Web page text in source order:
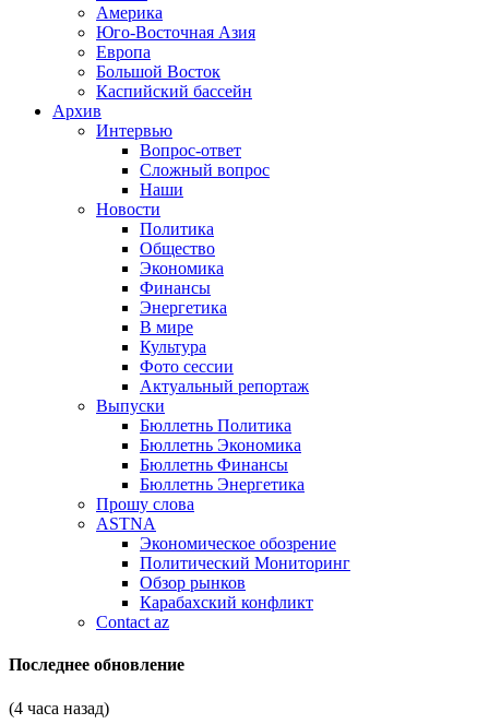
Америка
Юго-Восточная Азия
Европа
Большой Восток
Каспийский бассейн
Архив
Интервью
Вопрос-ответ
Сложный вопрос
Наши
Новости
Политика
Общество
Экономика
Финансы
Энергетика
В мире
Культура
Фото сессии
Актуальный репортаж
Выпуски
Бюллетнь Политика
Бюллетнь Экономика
Бюллетнь Финансы
Бюллетнь Энергетика
Прошу слова
ASTNA
Экономическое обозрение
Политический Мониторинг
Обзор рынков
Карабахский конфликт
Contact az
Последнее обновление
(4 часа назад)